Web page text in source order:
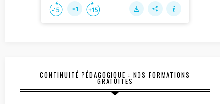
CONTINUITÉ PÉDAGOGIQUE : NOS FORMATIONS
GRATUITES